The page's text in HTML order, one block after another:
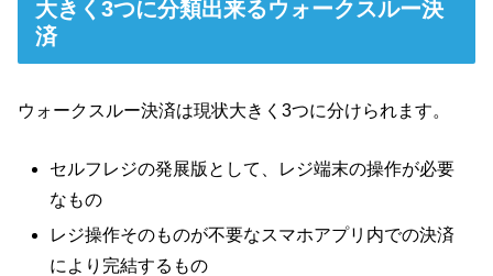
大きく3つに分類出来るウォークスルー決
済
ウォークスルー決済は現状大きく3つに分けられます。
セルフレジの発展版として、レジ端末の操作が必要
なもの
レジ操作そのものが不要なスマホアプリ内での決済
により完結するもの